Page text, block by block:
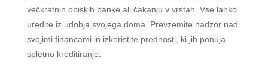
večkratnih obiskih banke ali čakanju v vrstah. Vse lahko
uredite iz udobja svojega doma. Prevzemite nadzor nad
svojimi financami in izkoristite prednosti, ki jih ponuja
spletno kreditiranje.